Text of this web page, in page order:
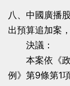
八、中國廣播
出預算追加案
決議：
本案依《政
例》第9條第1